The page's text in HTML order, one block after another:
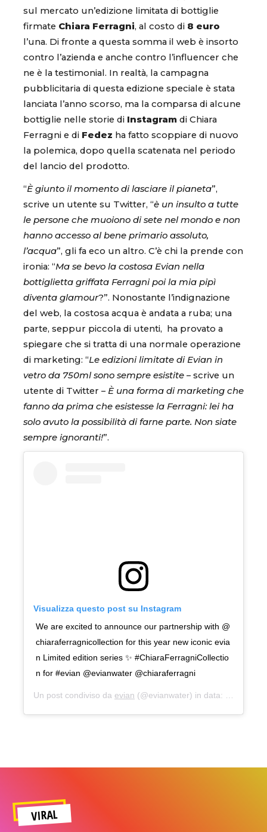
sul mercato un’edizione limitata di bottiglie
firmate Chiara Ferragni, al costo di 8 euro
l’una. Di fronte a questa somma il web è insorto
contro l’azienda e anche contro l’influencer che
ne è la testimonial. In realtà, la campagna
pubblicitaria di questa edizione speciale è stata
lanciata l’anno scorso, ma la comparsa di alcune
bottiglie nelle storie di Instagram di Chiara
Ferragni e di Fedez ha fatto scoppiare di nuovo
la polemica, dopo quella scatenata nel periodo
del lancio del prodotto.
“È giunto il momento di lasciare il pianeta”,
scrive un utente su Twitter, “è un insulto a tutte
le persone che muoiono di sete nel mondo e non
hanno accesso al bene primario assoluto,
l’acqua”, gli fa eco un altro. C’è chi la prende con
ironia: “Ma se bevo la costosa Evian nella
bottiglietta griffata Ferragni poi la mia pipì
diventa glamour?”. Nonostante l’indignazione
del web, la costosa acqua è andata a ruba; una
parte, seppur piccola di utenti, ha provato a
spiegare che si tratta di una normale operazione
di marketing: “Le edizioni limitate di Evian in
vetro da 750ml sono sempre esistite – scrive un
utente di Twitter – È una forma di marketing che
fanno da prima che esistesse la Ferragni: lei ha
solo avuto la possibilità di farne parte. Non siate
sempre ignoranti!”.
Visualizza questo post su Instagram
We are excited to announce our partnership with @
chiaraferragnicollection for this year new iconic evia
n Limited edition series ✨ #ChiaraFerragniCollectio
n for #evian @evianwater @chiaraferragni
Un post condiviso da evian (@evianwater) in data: Set 27,
VIRAL